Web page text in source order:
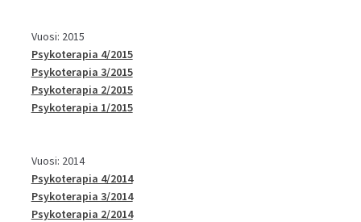
Vuosi: 2015
Psykoterapia 4/2015
Psykoterapia 3/2015
Psykoterapia 2/2015
Psykoterapia 1/2015
Vuosi: 2014
Psykoterapia 4/2014
Psykoterapia 3/2014
Psykoterapia 2/2014